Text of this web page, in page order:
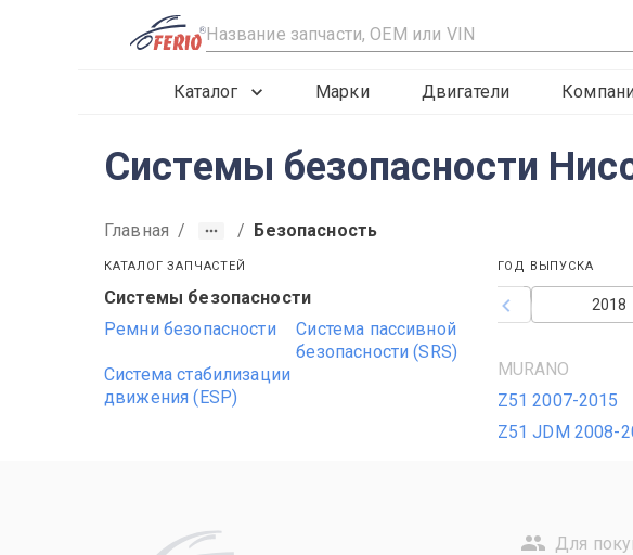
R
Каталог Марки Двигатели
Системы безопасности
Главная / / Безопасность
КАТАЛОГ ЗАПЧАСТЕЙ
Системы безопасности
Ремни безопасности
Система пассивной
безопасности (SRS)
Система стабилизации
движения (ESP)
ГОД ВЫПУСКА
2018
2016
2015
MURANO
Z51 2007-2015
Z51 JDM 2008-
Для